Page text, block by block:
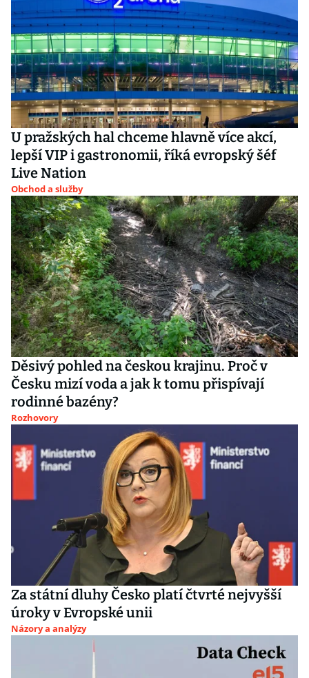
U pražských hal chceme hlavně více akcí,
lepší VIP i gastronomii, říká evropský šéf
Live Nation
Obchod a služby
Děsivý pohled na českou krajinu. Proč v
Česku mizí voda a jak k tomu přispívají
rodinné bazény?
Rozhovory
Za státní dluhy Česko platí čtvrté nejvyšší
úroky v Evropské unii
Názory a analýzy